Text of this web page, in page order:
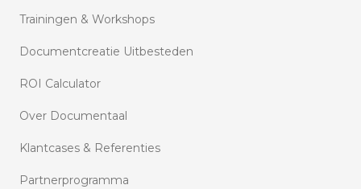
Trainingen & Workshops
Documentcreatie Uitbesteden
ROI Calculator
Over Documentaal
Klantcases & Referenties
Partnerprogramma